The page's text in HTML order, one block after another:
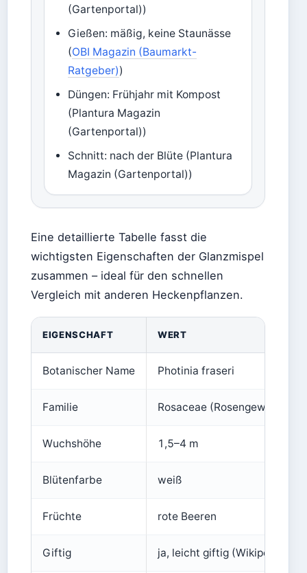
(Gartenportal))
Gießen: mäßig, keine Staunässe
(OBI Magazin (Baumarkt-
Ratgeber))
Düngen: Frühjahr mit Kompost
(Plantura Magazin
(Gartenportal))
Schnitt: nach der Blüte (Plantura
Magazin (Gartenportal))
Eine detaillierte Tabelle fasst die
wichtigsten Eigenschaften der Glanzmispel
zusammen – ideal für den schnellen
Vergleich mit anderen Heckenpflanzen.
EIGENSCHAFT WERT
Botanischer Name Photinia fraseri
Familie Rosaceae (Rosengewächse)
Wuchshöhe 1,5–4 m
Blütenfarbe weiß
Früchte rote Beeren
Giftig ja, leicht giftig (Wikipedia –